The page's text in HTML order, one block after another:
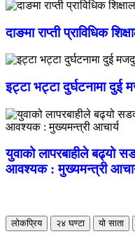
दाङमा राप्ती प्राविधिक
इट्टा भट्टा दुर्घटनामा दुई
युवाको लापरबाहीले बढ्यो
आवश्यक : मुख्यमन्त्री
लोकप्रिय २४ घण्टा यो साता